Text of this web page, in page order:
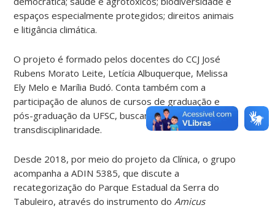
espaços especialmente protegidos; direitos animais
e litigância climática.
O projeto é formado pelos docentes do CCJ José
Rubens Morato Leite, Letícia Albuquerque, Melissa
Ely Melo e Marília Budó. Conta também com a
participação de alunos de cursos de graduação e
pós-graduação da UFSC, buscando fomentar a
transdisciplinaridade.
Desde 2018, por meio do projeto da Clínica, o grupo
acompanha a ADIN 5385, que discute a
recategorização do Parque Estadual da Serra do
Tabuleiro, através do instrumento do Amicus